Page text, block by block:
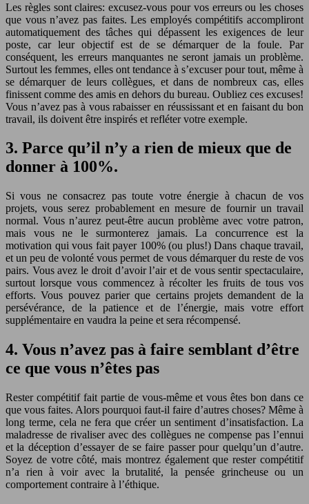
Les règles sont claires: excusez-vous pour vos erreurs ou les choses
que vous n’avez pas faites. Les employés compétitifs accompliront
automatiquement des tâches qui dépassent les exigences de leur
poste, car leur objectif est de se démarquer de la foule. Par
conséquent, les erreurs manquantes ne seront jamais un problème.
Surtout les femmes, elles ont tendance à s’excuser pour tout, même à
se démarquer de leurs collègues, et dans de nombreux cas, elles
finissent comme des amis en dehors du bureau. Oubliez ces excuses!
Vous n’avez pas à vous rabaisser en réussissant et en faisant du bon
travail, ils doivent être inspirés et refléter votre exemple.
3. Parce qu’il n’y a rien de mieux que de
donner à 100%.
Si vous ne consacrez pas toute votre énergie à chacun de vos
projets, vous serez probablement en mesure de fournir un travail
normal. Vous n’aurez peut-être aucun problème avec votre patron,
mais vous ne le surmonterez jamais. La concurrence est la
motivation qui vous fait payer 100% (ou plus!) Dans chaque travail,
et un peu de volonté vous permet de vous démarquer du reste de vos
pairs. Vous avez le droit d’avoir l’air et de vous sentir spectaculaire,
surtout lorsque vous commencez à récolter les fruits de tous vos
efforts. Vous pouvez parier que certains projets demandent de la
persévérance, de la patience et de l’énergie, mais votre effort
supplémentaire en vaudra la peine et sera récompensé.
4. Vous n’avez pas à faire semblant d’être
ce que vous n’êtes pas
Rester compétitif fait partie de vous-même et vous êtes bon dans ce
que vous faites. Alors pourquoi faut-il faire d’autres choses? Même à
long terme, cela ne fera que créer un sentiment d’insatisfaction. La
maladresse de rivaliser avec des collègues ne compense pas l’ennui
et la déception d’essayer de se faire passer pour quelqu’un d’autre.
Soyez de votre côté, mais montrez également que rester compétitif
n’a rien à voir avec la brutalité, la pensée grincheuse ou un
comportement contraire à l’éthique.